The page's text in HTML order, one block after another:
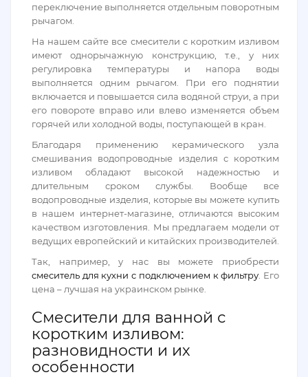
переключение выполняется отдельным поворотным
рычагом.
На нашем сайте все смесители с коротким изливом
имеют однорычажную конструкцию, т.е., у них
регулировка температуры и напора воды
выполняется одним рычагом. При его поднятии
включается и повышается сила водяной струи, а при
его повороте вправо или влево изменяется объем
горячей или холодной воды, поступающей в кран.
Благодаря применению керамического узла
смешивания водопроводные изделия с коротким
изливом обладают высокой надежностью и
длительным сроком службы. Вообще все
водопроводные изделия, которые вы можете купить
в нашем интернет-магазине, отличаются высоким
качеством изготовления. Мы предлагаем модели от
ведущих европейский и китайских производителей.
Так, например, у нас вы можете приобрести
смеситель для кухни с подключением к фильтру . Его
цена – лучшая на украинском рынке.
Смесители для ванной с
коротким изливом:
разновидности и их
особенности